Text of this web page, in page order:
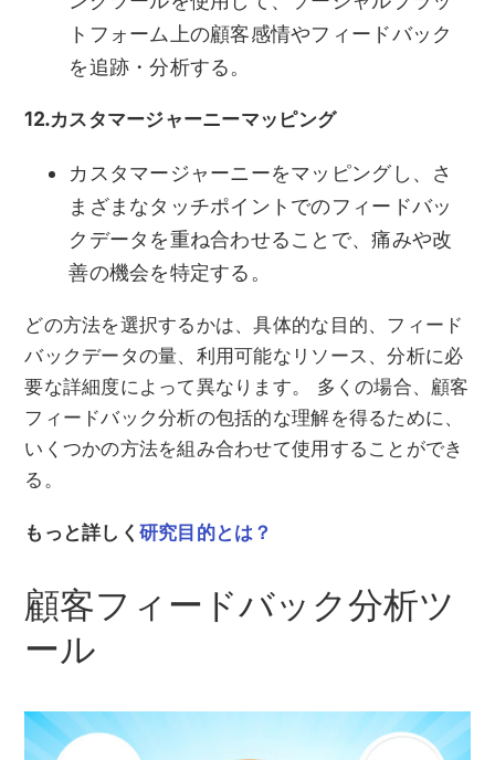
トフォーム上の顧客感情やフィードバック
を追跡・分析する。
12.カスタマージャーニーマッピング
カスタマージャーニーをマッピングし、さ
まざまなタッチポイントでのフィードバッ
クデータを重ね合わせることで、痛みや改
善の機会を特定する。
どの方法を選択するかは、具体的な目的、フィード
バックデータの量、利用可能なリソース、分析に必
要な詳細度によって異なります。 多くの場合、顧客
フィードバック分析の包括的な理解を得るために、
いくつかの方法を組み合わせて使用することができ
る。
もっと詳しく 研究目的とは？
顧客フィードバック分析ツ
ール